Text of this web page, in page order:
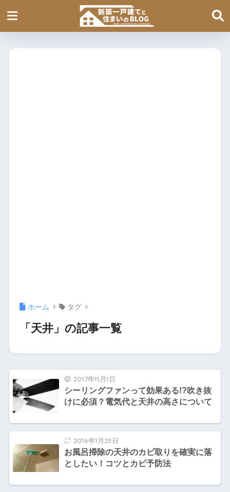
ホーム タグ
「天井」の記事一覧
2017年11月1日
シーリングファンって効果ある!?吹き抜
けに必須？電気代と天井の高さについて
2016年1月25日
お風呂掃除の天井のカビ取りを確実に落
としたい！コツとカビ予防法